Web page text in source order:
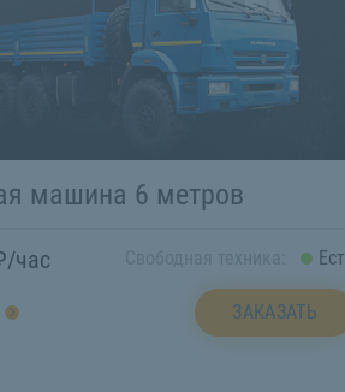
машина 6 метров
час
ЗАКАЗАТЬ